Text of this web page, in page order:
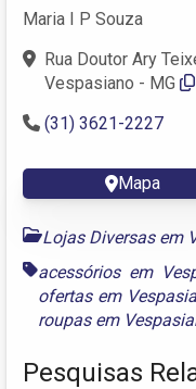
Maria I P Souza
Rua Doutor Ary
Vespasiano - MG
(31) 3621-2227
Mapa
Lojas Diversas em
acessórios em
ofertas em
roupas em
Pesquisas